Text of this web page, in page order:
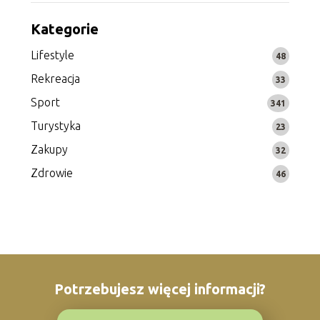
Kategorie
Lifestyle 48
Rekreacja 33
Sport 341
Turystyka 23
Zakupy 32
Zdrowie 46
Potrzebujesz więcej informacji?